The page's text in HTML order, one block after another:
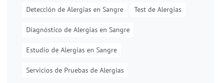
Detección de Alergias en Sangre Test de Alergias
Diagnóstico de Alergias en Sangre
Estudio de Alergias en Sangre
Servicios de Pruebas de Alergias